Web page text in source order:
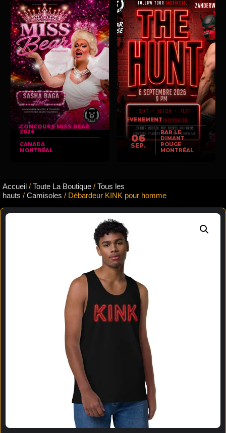
CONCOURS MISS BEAR
2026
CANADA
MONTRÉAL
EVENEMENT
06
SEP.
BAR LE
DIMANT
ROUGE
MONTRÉAL
Accueil / Toute La Boutique / Tous les
hauts / Camisoles / Débardeur KINK pour homme